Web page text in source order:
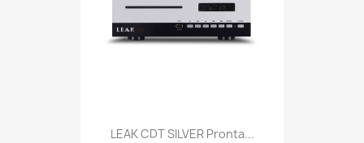
LEAK CDT SILVER Pronta...